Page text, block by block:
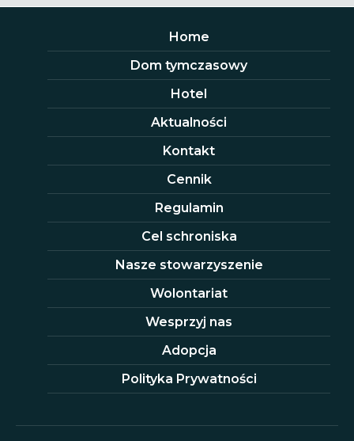
Home
Dom tymczasowy
Hotel
Aktualności
Kontakt
Cennik
Regulamin
Cel schroniska
Nasze stowarzyszenie
Wolontariat
Wesprzyj nas
Adopcja
Polityka Prywatności